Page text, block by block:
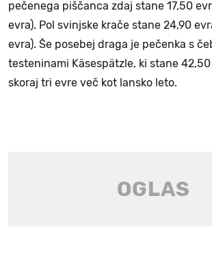
pečenega piščanca zdaj stane 17,50
evra). Pol svinjske krače stane 24,90
evra). Še posebej draga je pečenka s
testeninami Käsespätzle, ki stane
skoraj tri evre več kot lansko leto.